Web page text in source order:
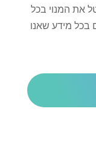
את המנוי בכל
בכל מידע שאנו